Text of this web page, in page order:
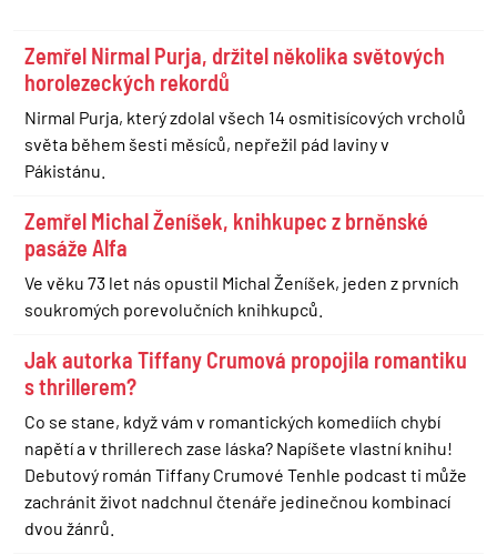
Zemřel Nirmal Purja, držitel několika světových
horolezeckých rekordů
Nirmal Purja, který zdolal všech 14 osmitisícových vrcholů
světa během šesti měsíců, nepřežil pád laviny v
Pákistánu.
Zemřel Michal Ženíšek, knihkupec z brněnské
pasáže Alfa
Ve věku 73 let nás opustil Michal Ženíšek, jeden z prvních
soukromých porevolučních knihkupců.
Jak autorka Tiffany Crumová propojila romantiku
s thrillerem?
Co se stane, když vám v romantických komediích chybí
napětí a v thrillerech zase láska? Napíšete vlastní knihu!
Debutový román Tiffany Crumové Tenhle podcast ti může
zachránit život nadchnul čtenáře jedinečnou kombinací
dvou žánrů.